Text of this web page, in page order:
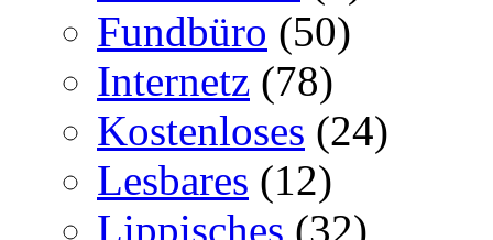
Fundbüro (50)
Internetz (78)
Kostenloses (24)
Lesbares (12)
Lippisches (32)